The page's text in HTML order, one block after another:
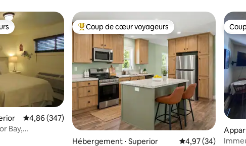
Évaluation moyenne sur la base de 347 commentaires : 4,86 sur
4,86 (347)
Bay,
Coups de cœur voyageurs les plus appréciés
Coup de cœur voyageurs
Hébergement ⋅ Superior Évaluation
4,97 (34)